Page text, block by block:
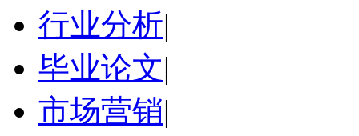
行业分析|
毕业论文|
市场营销|